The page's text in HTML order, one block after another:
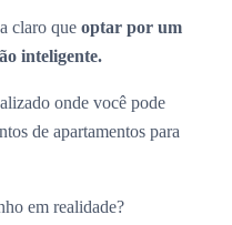
claro que optar por um
inteligente.
onde você pode
de apartamentos para
em realidade?